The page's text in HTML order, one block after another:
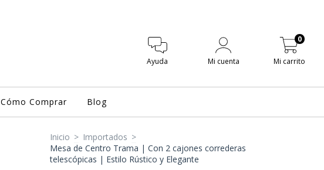
Ayuda Mi cuenta Mi carrito
0
Cómo Comprar Blog
Inicio > Importados >
Mesa de Centro Trama | Con 2 cajones correderas
telescópicas | Estilo Rústico y Elegante